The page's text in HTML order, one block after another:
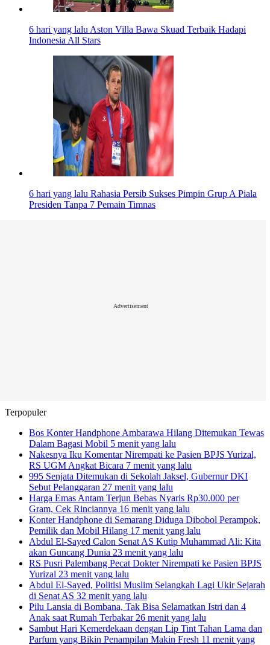
6 hari yang lalu Aston Villa Bawa Skuad Terbaik Hadapi
Indonesia All Stars
6 hari yang lalu Rahasia Persib Sukses Pimpin Grup A Piala
Presiden Tanpa 7 Pemain Timnas
Advertisement
Terpopuler
Bos Konter Handphone Ambarawa Hilang Ditemukan Tewas
Dalam Bagasi Mobil 5 menit yang lalu
Nakesnya Iku Komentar Nirempati ke Pasien BPJS Yurizal,
RS UGM Angkat Bicara 7 menit yang lalu
995 Senjata Ditemukan di Sekolah Jaksel, Gubernur DKI
Sebut Pelanggaran 27 menit yang lalu
Harga Emas Antam Terjun Bebas Nyaris Rp30.000 per
Gram, Cek Rinciannya 16 menit yang lalu
Konter Handphone di Semarang Diduga Dibobol Perampok,
Pemilik dan Mobil Hilang 17 menit yang lalu
Abdul El-Sayed Calon Senat AS Kutip Muhammad Ali: Kita
akan Guncang Dunia 23 menit yang lalu
RS Pusri Palembang Pecat Dokter Nirempati ke Pasien BPJS
Yurizal 23 menit yang lalu
Abdul El-Sayed, Politisi Muslim Selangkah Lagi Ukir Sejarah
di Senat AS 32 menit yang lalu
Pilu Lansia di Bombana, Tak Bisa Selamatkan Istri dan 4
Anak saat Rumah Terbakar 26 menit yang lalu
Sambut Hari Kemerdekaan dengan Lip Tint Tahan Lama dan
Parfum yang Bikin Penampilan Makin Fresh 11 menit yang